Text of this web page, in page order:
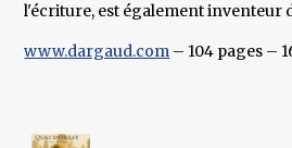
l'écriture, est également inventeur
www.dargaud.com – 104 pages –